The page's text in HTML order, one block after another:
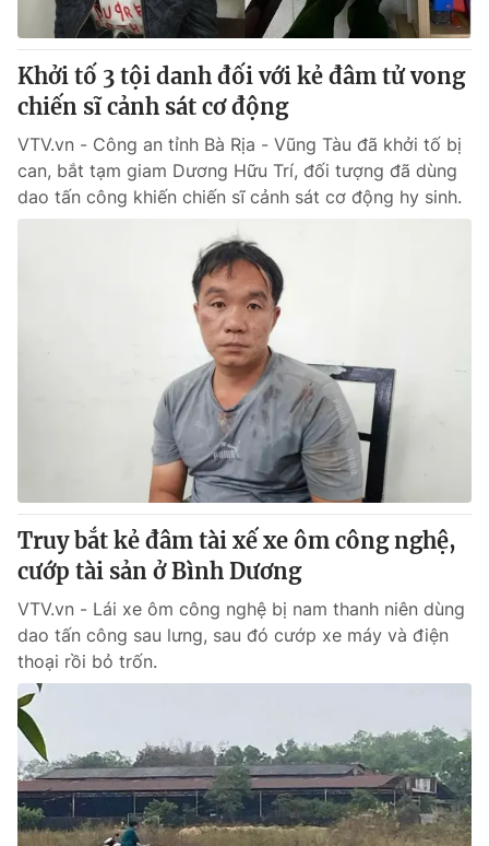
Khởi tố 3 tội danh đối với kẻ đâm tử vong
chiến sĩ cảnh sát cơ động
VTV.vn - Công an tỉnh Bà Rịa - Vũng Tàu đã khởi tố bị
can, bắt tạm giam Dương Hữu Trí, đối tượng đã dùng
dao tấn công khiến chiến sĩ cảnh sát cơ động hy sinh.
Truy bắt kẻ đâm tài xế xe ôm công nghệ,
cướp tài sản ở Bình Dương
VTV.vn - Lái xe ôm công nghệ bị nam thanh niên dùng
dao tấn công sau lưng, sau đó cướp xe máy và điện
thoại rồi bỏ trốn.